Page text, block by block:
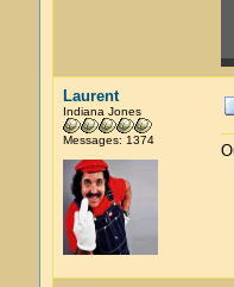
Laurent
Indiana Jones
Messages: 1374